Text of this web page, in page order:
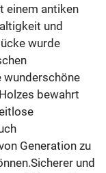
einem antiken
und
wurde
wunderschöne
bewahrt
Generation zu
und